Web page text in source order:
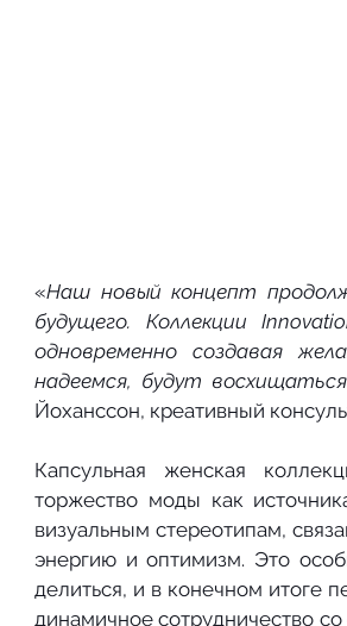
«Наш новый концепт
будущего. Коллекции
одновременно создавая
надеемся, будут
Йоханссон, креативный
Капсульная женская
торжество моды как
визуальным стереотипам,
энергию и оптимизм. Это
делиться, и в конечном итоге
динамичное сотрудничество